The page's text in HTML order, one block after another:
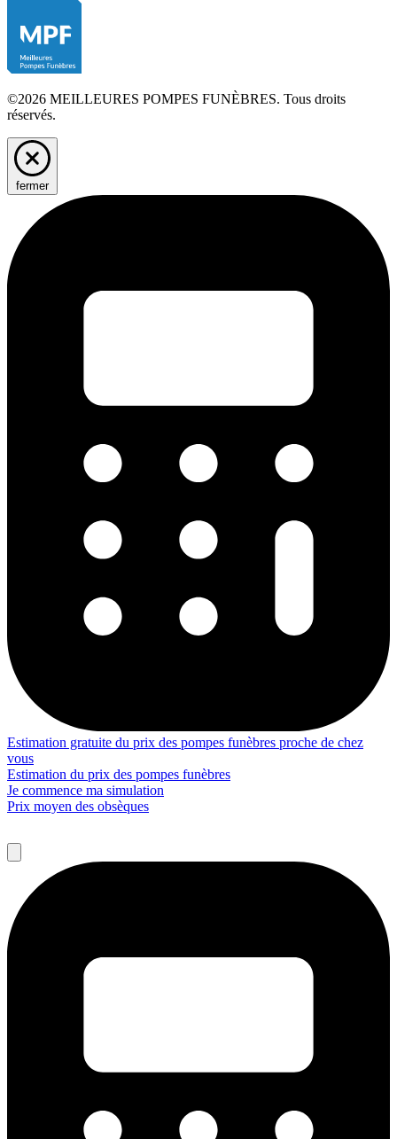
©2026 MEILLEURES POMPES FUNÈBRES. Tous droits
réservés.
fermer
Estimation gratuite du prix des pompes funèbres proche de chez
vous
Estimation du prix des pompes funèbres
Je commence ma simulation
Prix moyen des obsèques